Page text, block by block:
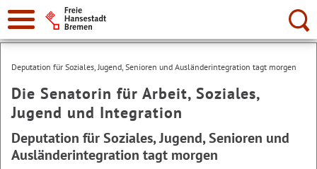
Suche:
Deputation für Soziales, Jugend, Senioren und Ausländerintegration tagt morgen
Die Senatorin für Arbeit, Soziales,
Jugend und Integration
Deputation für Soziales, Jugend, Senioren und
Ausländerintegration tagt morgen